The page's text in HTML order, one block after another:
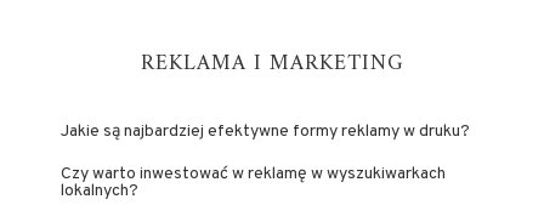
REKLAMA I MARKETING
Jakie są najbardziej efektywne formy reklamy w druku?
Czy warto inwestować w reklamę w wyszukiwarkach
lokalnych?